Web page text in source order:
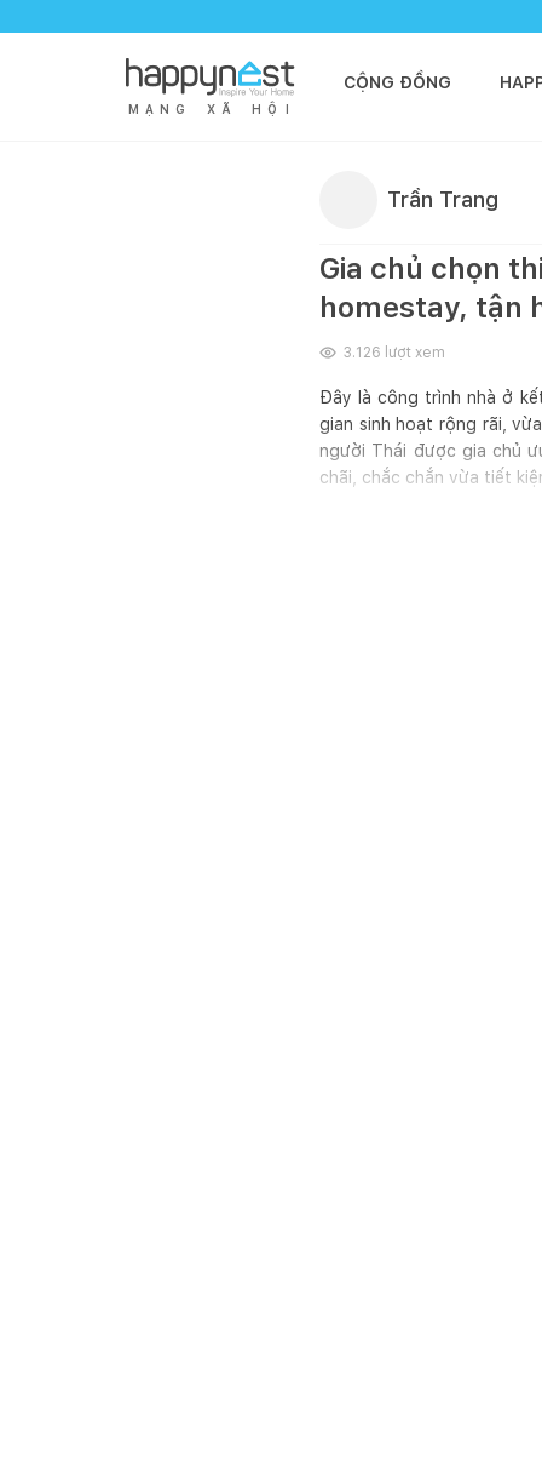
M Ạ N G X Ã H Ộ I
CỘNG ĐỒNG
Trần Trang
Gia chủ chọn
homestay, tận
3.126 lượt xem
Đây là công trình nhà ở
gian sinh hoạt rộng rãi,
người Thái được gia chủ
chãi, chắc chắn vừa tiết